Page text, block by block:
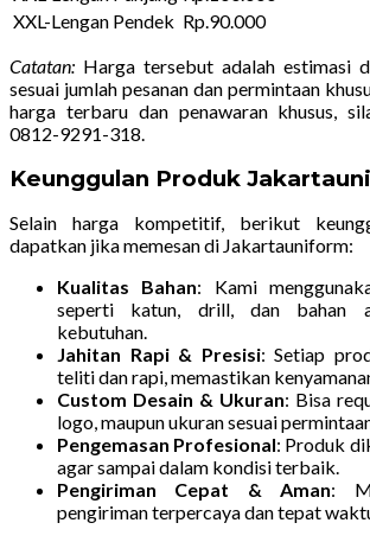
XXL-Lengan Pendek Rp.90.000
Catatan: Harga tersebut adalah estimasi
sesuai jumlah pesanan dan permintaan
harga terbaru dan penawaran khusus,
0812-9291-318.
Keunggulan Produk
Selain harga kompetitif, berikut
dapatkan jika memesan di Jakartauniform:
Kualitas Bahan: Kami
seperti katun, drill, dan bahan
kebutuhan.
Jahitan Rapi & Presisi: Setiap
teliti dan rapi, memastikan
Custom Desain & Ukuran: Bisa
logo, maupun ukuran sesuai
Pengemasan Profesional: Produk
agar sampai dalam kondisi terbaik.
Pengiriman Cepat & Aman:
pengiriman terpercaya dan tepat